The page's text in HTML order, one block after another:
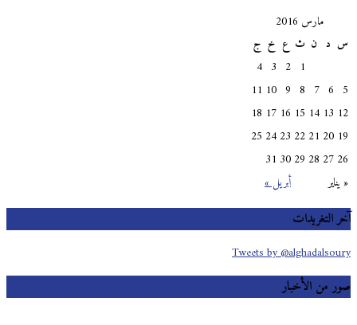
مارس 2016
د ن ث ع خ ج
أبريل »
2
3
4
6
7
8
9
10
11
13
14
15
16
17
18
20
21
22
23
24
25
27
28
29
30
31
التغريدات
Tweets by
من الأخبار